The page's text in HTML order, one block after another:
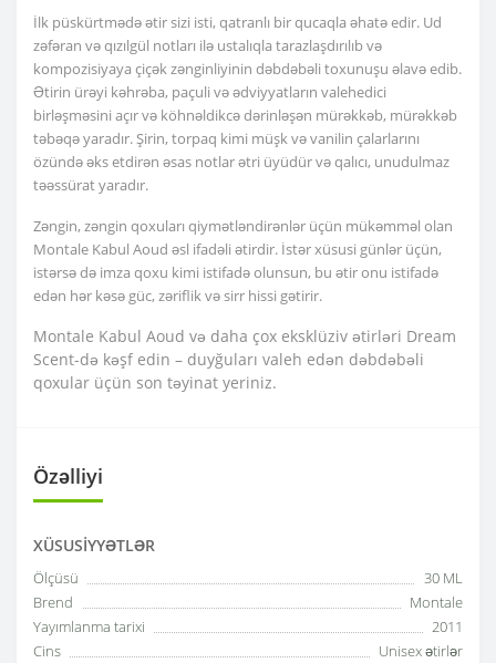
İlk püskürtmədə ətir sizi isti, qatranlı bir qucaqla əhatə edir. Ud
zəfəran və qızılgül notları ilə ustalıqla tarazlaşdırılıb və
kompozisiyaya çiçək zənginliyinin dəbdəbəli toxunuşu əlavə edib.
Ətirin ürəyi kəhrəba, paçuli və ədviyyatların valehedici
birləşməsini açır və köhnəldikcə dərinləşən mürəkkəb, mürəkkəb
təbəqə yaradır. Şirin, torpaq kimi müşk və vanilin çalarlarını
özündə əks etdirən əsas notlar ətri üyüdür və qalıcı, unudulmaz
təəssürat yaradır.
Zəngin, zəngin qoxuları qiymətləndirənlər üçün mükəmməl olan
Montale Kabul Aoud əsl ifadəli ətirdir. İstər xüsusi günlər üçün,
istərsə də imza qoxu kimi istifadə olunsun, bu ətir onu istifadə
edən hər kəsə güc, zəriflik və sirr hissi gətirir.
Montale Kabul Aoud və daha çox eksklüziv ətirləri Dream
Scent-də kəşf edin – duyğuları valeh edən dəbdəbəli
qoxular üçün son təyinat yeriniz.
Özəlliyi
XÜSUSIYYƏTLƏR
Ölçüsü
30 ML
Brend
Montale
Yayımlanma tarixi
2011
Cins
Unisex ətirlər